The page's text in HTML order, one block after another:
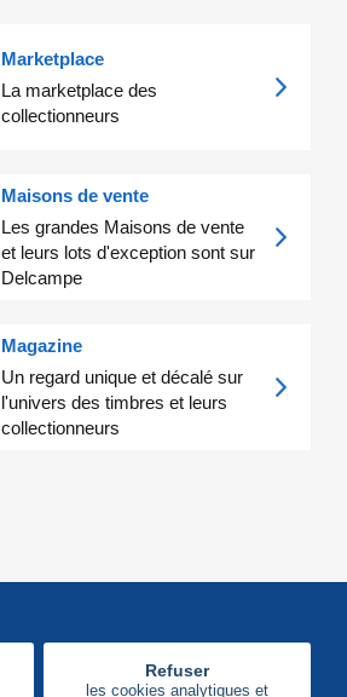
Marketplace
La marketplace des
collectionneurs
Maisons de vente
Les grandes Maisons de vente
et leurs lots d'exception sont sur
Delcampe
Magazine
Un regard unique et décalé sur
l'univers des timbres et leurs
collectionneurs
Refuser
les cookies analytiques et